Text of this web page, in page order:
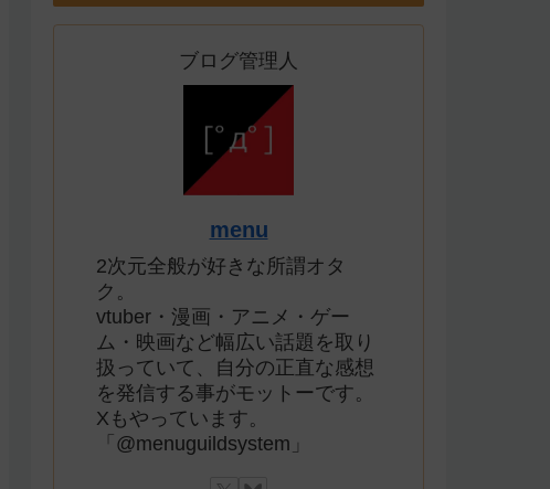
ブログ管理人
menu
2次元全般が好きな所謂オタ
ク。
vtuber・漫画・アニメ・ゲー
ム・映画など幅広い話題を取り
扱っていて、自分の正直な感想
を発信する事がモットーです。
Xもやっています。
「@menuguildsystem」